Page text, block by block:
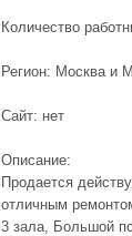
Количество
Регион: Москва и
Сайт: нет
Описание:
Продается
отличным
3 зала, Большой